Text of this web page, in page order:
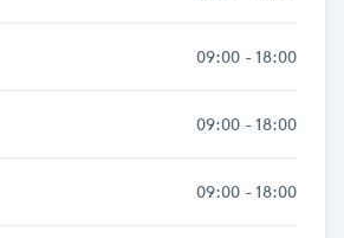
09:00 - 18:00
09:00 - 18:00
09:00 - 18:00